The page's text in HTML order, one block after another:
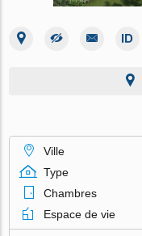
Ville
Type
Chambres
Espace de vie